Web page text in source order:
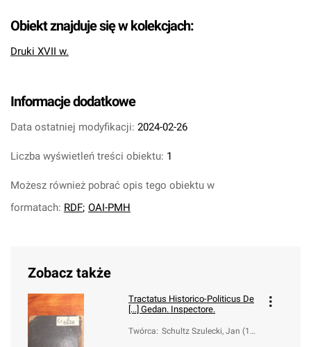
Obiekt znajduje się w kolekcjach:
Druki XVII w.
Informacje dodatkowe
Data ostatniej modyfikacji: 2024-02-26
Liczba wyświetleń treści obiektu: 1
Możesz również pobrać opis tego obiektu w
formatach: RDF; OAI-PMH
Zobacz także
Tractatus Historico-Politicus De
[...] Gedan. Inspectore.
Twórca: Schultz Szulecki, Jan (16